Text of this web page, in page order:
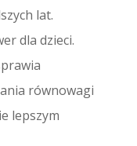
lat.
dla dzieci.
równowagi
lepszym